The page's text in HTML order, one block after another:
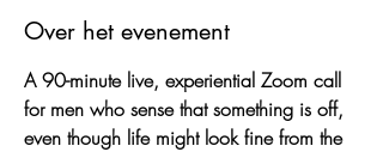
Over het evenement
A 90-minute live, experiential Zoom call
for men who sense that something is off,
even though life might look fine from the